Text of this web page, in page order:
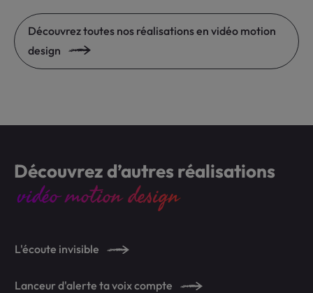
Découvrez toutes nos réalisations en vidéo motion
design
Découvrez d’autres réalisations
vidéo motion design
L'écoute invisible
Lanceur d'alerte ta voix compte